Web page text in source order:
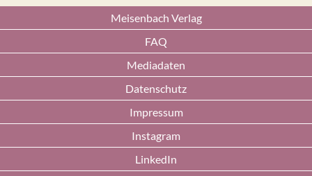
Meisenbach Verlag
FAQ
Mediadaten
Datenschutz
Impressum
Instagram
LinkedIn